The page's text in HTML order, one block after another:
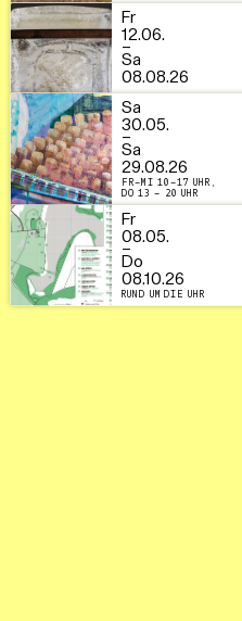
Fr
12.06.
–
Sa
08.08.26
Sa
30.05.
–
Sa
29.08.26
FR–MI 10–17 UHR,
DO 13 – 20 UHR
Fr
08.05.
–
Do
08.10.26
RUND UM DIE UHR